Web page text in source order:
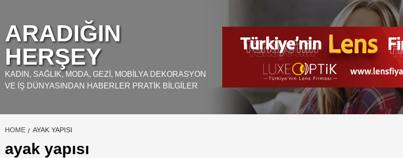
content
ARADIĞIN
HERŞEY
KADIN, SAĞLIK, MODA, GEZI, MOBILYA DEKORASYON
VE İŞ DÜNYASINDAN HABERLER PRATIK BILGILER
HOME AYAK YAPISI
ayak yapısı